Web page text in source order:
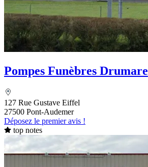
Pompes Funèbres Drumare
127 Rue Gustave Eiffel
27500 Pont-Audemer
Déposez le premier avis !
top notes